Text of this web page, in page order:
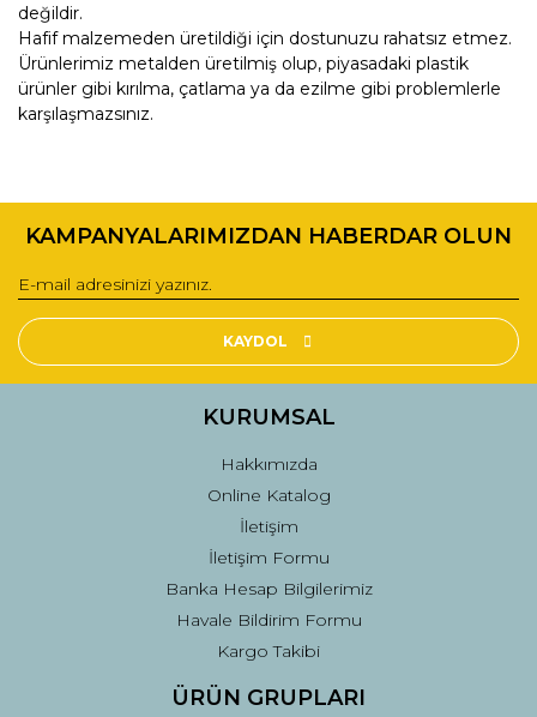
değildir.
Hafif malzemeden üretildiği için dostunuzu rahatsız etmez.
Ürünlerimiz metalden üretilmiş olup, piyasadaki plastik
ürünler gibi kırılma, çatlama ya da ezilme gibi problemlerle
karşılaşmazsınız.
konularda yetersiz gördüğünüz noktaları öneri formunu
Görüş ve önerileriniz için teşekkür ederiz.
Ürün resmi kalitesiz, bozuk veya görüntülenemiyor.
Ürün açıklamasında eksik bilgiler bulunuyor.
Ürün fiyatı diğer sitelerden daha pahalı.
Gönder
KAMPANYALARIMIZDAN HABERDAR OLUN
KAYDOL
KURUMSAL
Hakkımızda
Online Katalog
İletişim
İletişim Formu
Banka Hesap Bilgilerimiz
Havale Bildirim Formu
Kargo Takibi
ÜRÜN GRUPLARI